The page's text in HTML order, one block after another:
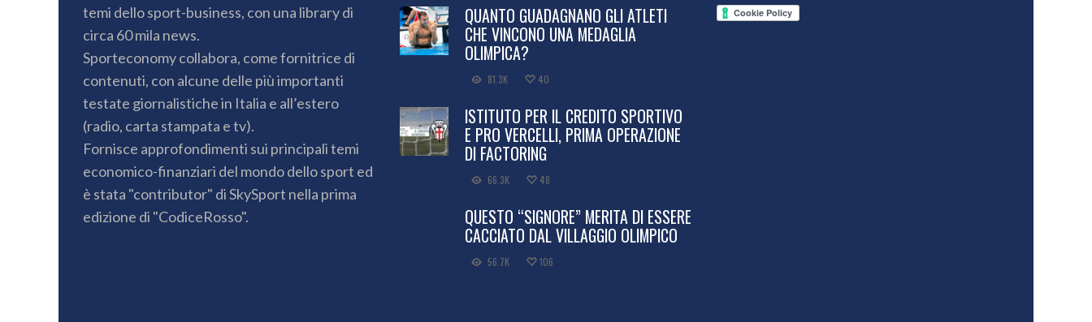
temi dello sport-business, con una library di
circa 60 mila news.
Sporteconomy collabora, come fornitrice di
contenuti, con alcune delle più importanti
testate giornalistiche in Italia e all’estero
(radio, carta stampata e tv).
Fornisce approfondimenti sui principali temi
economico-finanziari del mondo dello sport ed
è stata "contributor" di SkySport nella prima
edizione di "CodiceRosso".
QUANTO GUADAGNANO GLI ATLETI
CHE VINCONO UNA MEDAGLIA
OLIMPICA?
81.3K 40
ISTITUTO PER IL CREDITO SPORTIVO
E PRO VERCELLI, PRIMA OPERAZIONE
DI FACTORING
66.3K 48
QUESTO “SIGNORE” MERITA DI ESSERE
CACCIATO DAL VILLAGGIO OLIMPICO
56.7K 106